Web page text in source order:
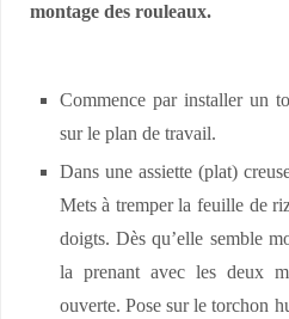
montage des rouleaux.
Commence par installer un
sur le plan de travail.
Dans une assiette (plat)
Mets à tremper la feuille de
doigts. Dès qu’elle semble
la prenant avec les deux
ouverte. Pose sur le torchon